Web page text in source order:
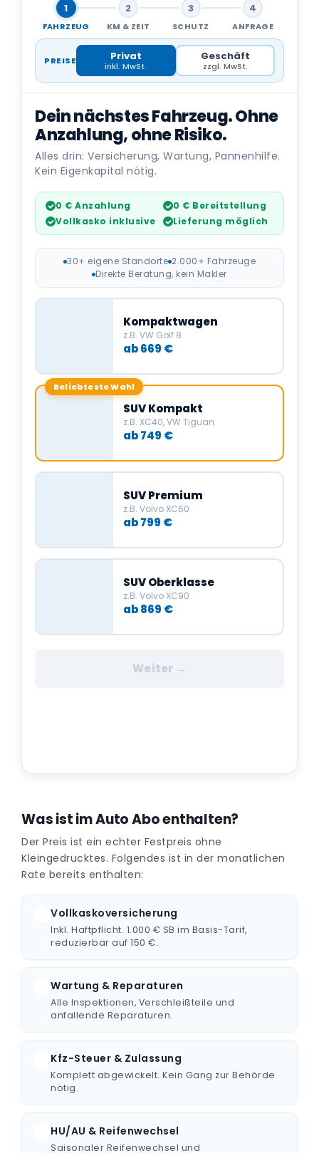
1
FAHRZEUG
2
KM & ZEIT
3
SCHUTZ
4
ANFRAGE
PREISE Privat
inkl. MwSt.
Geschäft
zzgl. MwSt.
Dein nächstes Fahrzeug. Ohne
Anzahlung, ohne Risiko.
Alles drin: Versicherung, Wartung, Pannenhilfe.
Kein Eigenkapital nötig.
0 € Anzahlung
0 € Bereitstellung
Vollkasko inklusive
Lieferung möglich
30+ eigene Standorte 2.000+ Fahrzeuge
Direkte Beratung, kein Makler
Kompaktwagen
z.B. VW Golf 8
ab 669 €
Beliebteste Wahl
SUV Kompakt
z.B. XC40, VW Tiguan
ab 749 €
SUV Premium
z.B. Volvo XC60
ab 799 €
SUV Oberklasse
z.B. Volvo XC90
ab 869 €
Weiter →
Was ist im Auto Abo enthalten?
Der Preis ist ein echter Festpreis ohne
Kleingedrucktes. Folgendes ist in der monatlichen
Rate bereits enthalten:
Vollkaskoversicherung
Inkl. Haftpflicht. 1.000 € SB im Basis-Tarif,
reduzierbar auf 150 €.
Wartung & Reparaturen
Alle Inspektionen, Verschleißteile und
anfallende Reparaturen.
Kfz-Steuer & Zulassung
Komplett abgewickelt. Kein Gang zur Behörde
nötig.
HU/AU & Reifenwechsel
Saisonaler Reifenwechsel und